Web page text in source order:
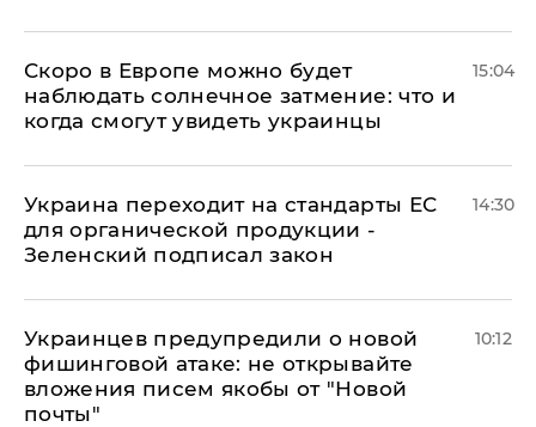
Скоро в Европе можно будет
наблюдать солнечное затмение: что и
когда смогут увидеть украинцы
15:04
Украина переходит на стандарты ЕС
для органической продукции -
Зеленский подписал закон
14:30
Украинцев предупредили о новой
фишинговой атаке: не открывайте
вложения писем якобы от "Новой
почты"
10:12